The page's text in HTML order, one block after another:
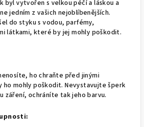
byl vytvořen s velkou péčí a láskou a
jedním z vašich nejoblíbenějších.
do styku s vodou, parfémy,
látkami, které by jej mohly poškodit.
ho chraňte před jinými
mohly poškodit. Nevystavujte šperk
záření, ochráníte tak jeho barvu.